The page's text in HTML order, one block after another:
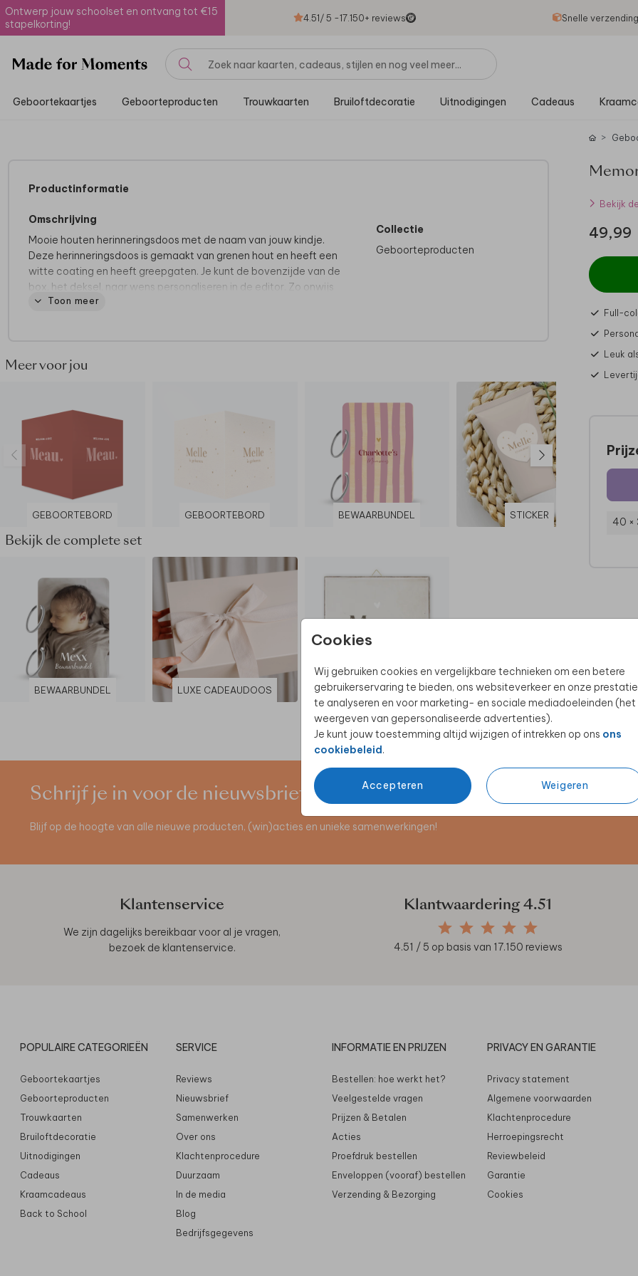
Ontwerp jouw schoolset en ontvang tot €15
stapelkorting!
4.51/ 5 -17.150+ reviews Snelle
Geboortekaartjes Geboorteproducten Trouwkaarten Bruiloftdecoratie Uitnodigingen Cadeaus
Cookies
Wij gebruiken cookies en vergelijkbare technieken om een betere
gebruikerservaring te bieden, ons websiteverkeer en onze
te analyseren en voor marketing- en sociale mediadoeleinden (het
weergeven van gepersonaliseerde advertenties).
Je kunt jouw toestemming altijd wijzigen of intrekken op ons ons
cookiebeleid.
Accepteren Weigeren
Productinformatie
Omschrijving
Mooie houten herinneringsdoos met de naam van jouw kindje.
Deze herinneringsdoos is gemaakt van grenen hout en heeft een
witte coating en heeft greepgaten. Je kunt de bovenzijde van de
box, het deksel, naar wens personaliseren in de editor. Zo onwijs
leuk!
gekleurde achtergrond te kiezen.
• De memory box wordt op een andere manier geproduceerd dan
jouw kaart: de kleuren kunnen dus nét wat anders uitpakken.
Dit product maakt deel uit van een complete set in deze stijl.
Toon meer
Collectie
Geboorteproducten
Meer voor jou
GEBOORTEBORD GEBOORTEBORD BEWAARBUNDEL STICKER
Bekijk de complete set
BEWAARBUNDEL LUXE CADEAUDOOS KERAMIEK
Bekijk
49,99
Full-
Leuk
40 ×
Schrijf je in voor de nieuwsbrief
Blijf op de hoogte van alle nieuwe producten, (win)acties en unieke samenwerkingen!
Klantenservice
We zijn dagelijks bereikbaar voor al je vragen,
bezoek de klantenservice.
Klantwaardering4.51
4.51 / 5 op basis van 17.150 reviews
POPULAIRE CATEGORIEËN
Geboortekaartjes
Geboorteproducten
Trouwkaarten
Bruiloftdecoratie
Uitnodigingen
Cadeaus
Kraamcadeaus
Back to School
SERVICE
Reviews
Nieuwsbrief
Samenwerken
Over ons
Klachtenprocedure
Duurzaam
In de media
Blog
Bedrijfsgegevens
INFORMATIE EN PRIJZEN
Bestellen: hoe werkt het?
Veelgestelde vragen
Prijzen & Betalen
Acties
Proefdruk bestellen
Enveloppen (vooraf) bestellen
Verzending & Bezorging
PRIVACY EN GARANTIE
Privacy statement
Algemene voorwaarden
Klachtenprocedure
Herroepingsrecht
Reviewbeleid
Garantie
Cookies